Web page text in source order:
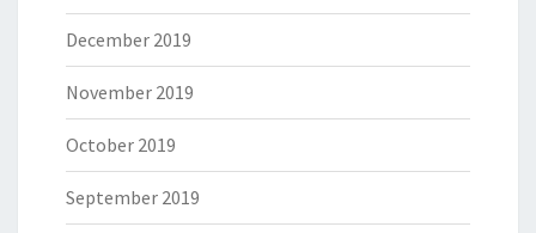
December 2019
November 2019
October 2019
September 2019